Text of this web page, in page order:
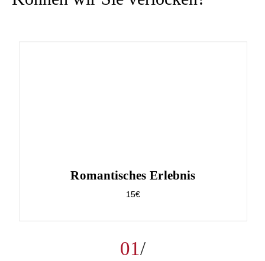
01
Romantisches Erlebnis
15€